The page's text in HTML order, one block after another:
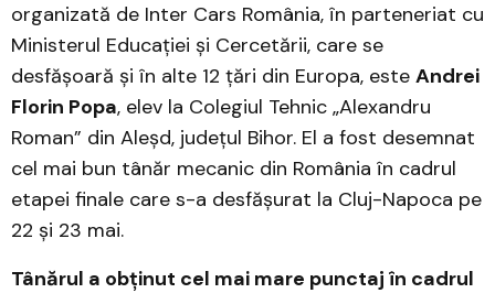
organizată de Inter Cars România, în parteneriat cu
Ministerul Educației și Cercetării, care se
desfășoară și în alte 12 țări din Europa, este Andrei
Florin Popa, elev la Colegiul Tehnic „Alexandru
Roman” din Aleșd, județul Bihor. El a fost desemnat
cel mai bun tânăr mecanic din România în cadrul
etapei finale care s-a desfășurat la Cluj-Napoca pe
22 și 23 mai.
Tânărul a obținut cel mai mare punctaj în cadrul